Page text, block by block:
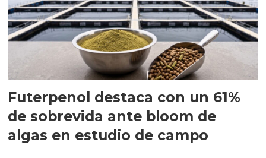
Futerpenol destaca con un 61%
de sobrevida ante bloom de
algas en estudio de campo